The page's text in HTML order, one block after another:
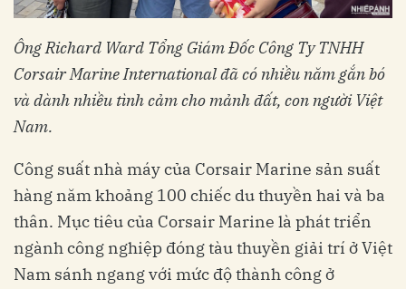
Ông Richard Ward Tổng Giám Đốc Công Ty TNHH
Corsair Marine International đã có nhiều năm gắn bó
và dành nhiều tình cảm cho mảnh đất, con người Việt
Nam.
Công suất nhà máy của Corsair Marine sản suất
hàng năm khoảng 100 chiếc du thuyền hai và ba
thân. Mục tiêu của Corsair Marine là phát triển
ngành công nghiệp đóng tàu thuyền giải trí ở Việt
Nam sánh ngang với mức độ thành công ở